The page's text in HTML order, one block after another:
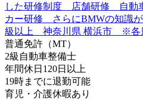
普通免許（MT）
2級自動車整備士
年間休日120日以上
19時までに退勤可能
育児・介護休暇あり